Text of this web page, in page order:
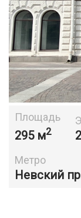
Площадь
295 м2 2
Метро
Невский